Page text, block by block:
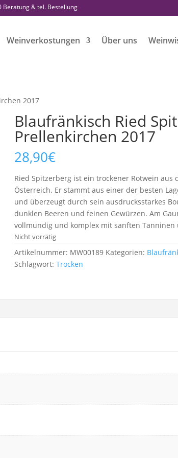
Beratung & tel. Bestellung
Weinverkostungen Über uns
2017
Blaufränkisch Ried
Prellenkirchen 2017
28,90€
Ried Spitzerberg ist ein trockener Rotwein aus
Österreich. Er stammt aus einer der besten
und überzeugt durch sein ausdrucksstarkes
dunklen Beeren und feinen Gewürzen. Am
vollmundig und komplex mit sanften Tanninen
Nicht vorrätig
Artikelnummer: MW00189 Kategorien:
Schlagwort: Trocken